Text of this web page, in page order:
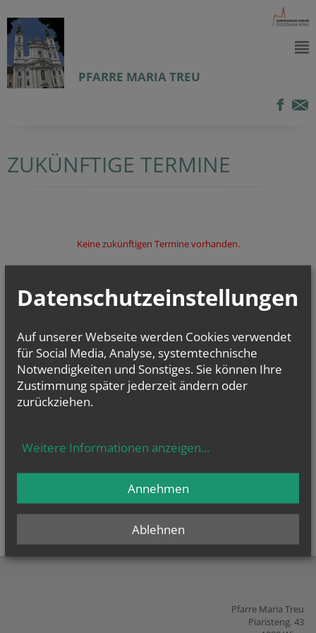
PFARRE MARIA TREU
ZUKÜNFTIGE TERMINE
Keine zukünftigen Termine vorhanden.
vorherige weitere
GOTTESDIENSTE
teilen tweet pin it
Pfarre Maria Treu
Piaristeng. 43
Datenschutzeinstellungen
Auf unserer Webseite werden Cookies verwendet
für Social Media, Analyse, systemtechnische
Notwendigkeiten und Sonstiges. Sie können Ihre
Zustimmung später jederzeit ändern oder
zurückziehen.
Weitere Informationen anzeigen...
Ablehnen
Annehmen